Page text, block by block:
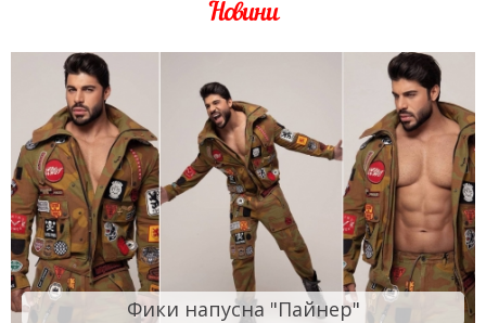
Новини
Фики напусна "Пайнер"